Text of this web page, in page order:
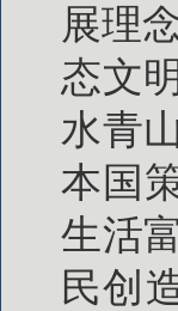
展理
态文
水青
本国
生活
民创